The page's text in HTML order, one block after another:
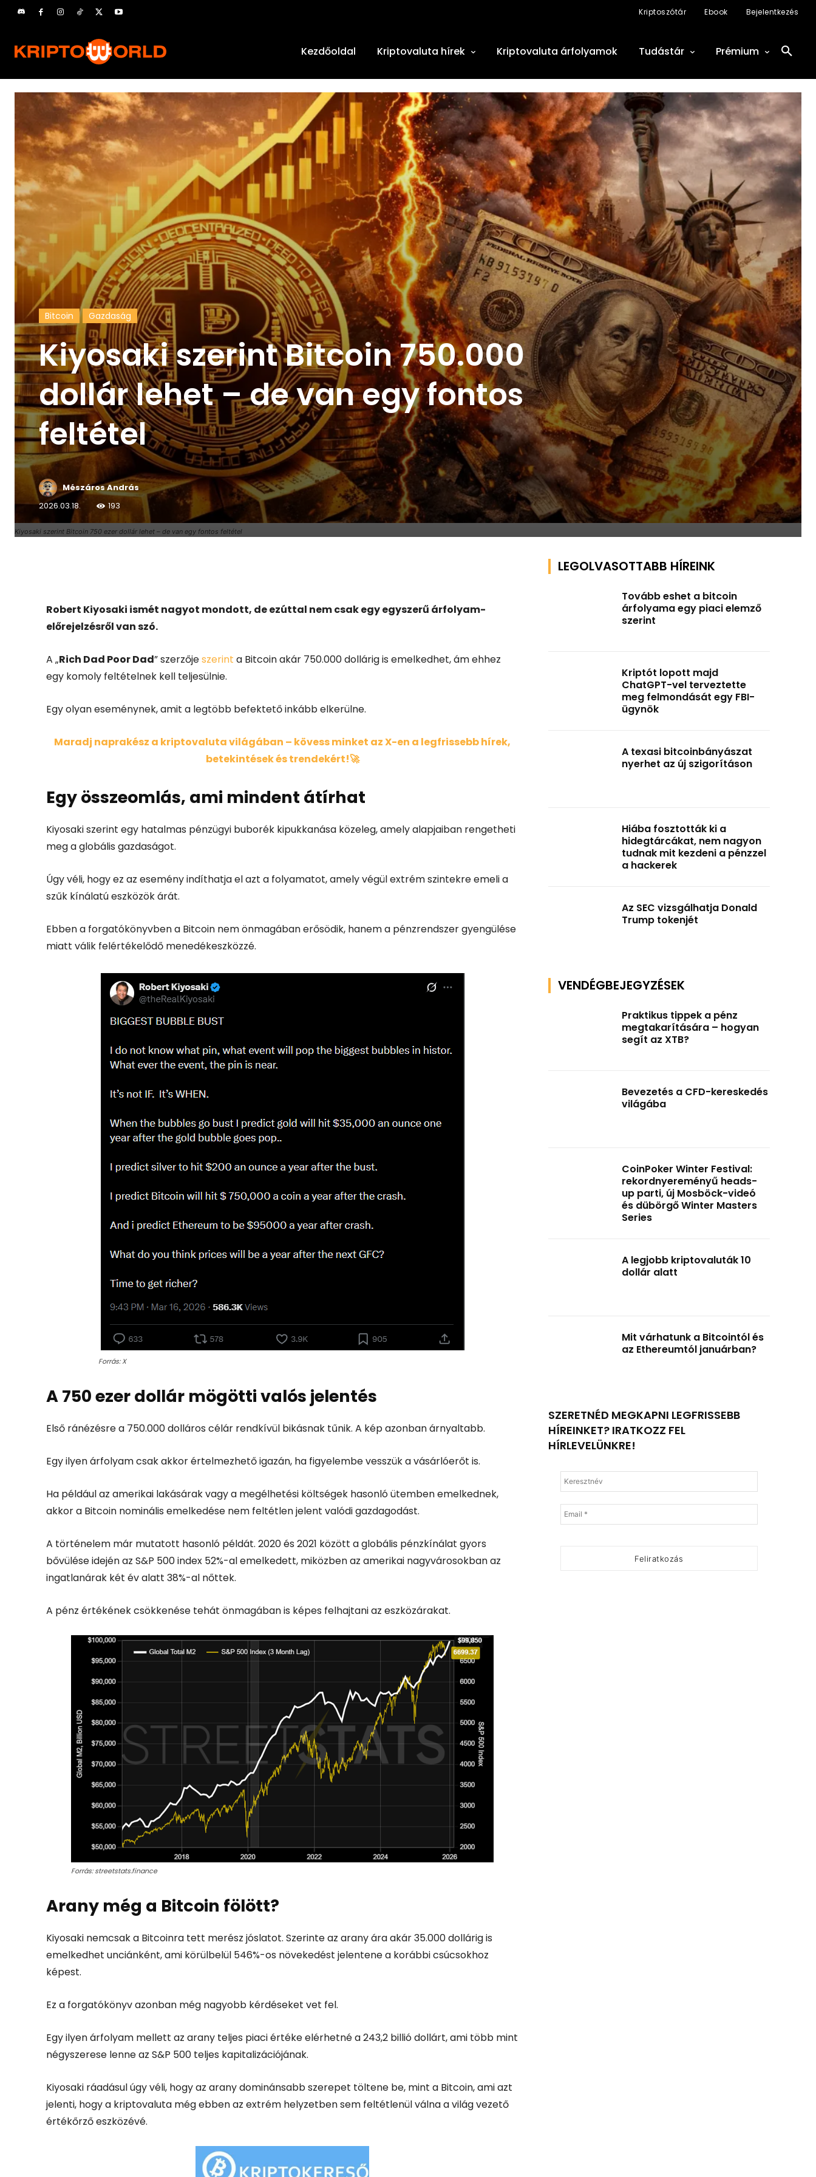
Kriptoszótár Ebook Bejelentkezés
Kezdőoldal Kriptovaluta hírek Kriptovaluta árfolyamok Tudástár Prémium
Kiyosaki szerint Bitcoin 750 ezer dollár lehet – de van egy fontos feltétel
Bitcoin Gazdaság
Kiyosaki szerint Bitcoin 750.000
dollár lehet – de van egy fontos
feltétel
Mészáros András
2026.03.18.
193
Robert Kiyosaki ismét nagyot mondott, de ezúttal nem csak egy egyszerű árfolyam-
előrejelzésről van szó.
A „Rich Dad Poor Dad” szerzőjeszerint a Bitcoin akár 750.000 dollárig is emelkedhet, ám ehhez
egy komoly feltételnek kell teljesülnie.
Egy olyan eseménynek, amit a legtöbb befektető inkább elkerülne.
Maradj naprakész a kriptovaluta világában – kövess minket az X-en a legfrissebb hírek,
betekintések és trendekért!🚀
Egy összeomlás, ami mindent átírhat
Kiyosaki szerint egy hatalmas pénzügyi buborék kipukkanása közeleg, amely alapjaiban rengetheti
meg a globális gazdaságot.
Úgy véli, hogy ez az esemény indíthatja el azt a folyamatot, amely végül extrém szintekre emeli a
szűk kínálatú eszközök árát.
Ebben a forgatókönyvben a Bitcoin nem önmagában erősödik, hanem a pénzrendszer gyengülése
miatt válik felértékelődő menedékeszközzé.
Forrás: X
A 750 ezer dollár mögötti valós jelentés
Első ránézésre a 750.000 dolláros célár rendkívül bikásnak tűnik. A kép azonban árnyaltabb.
Egy ilyen árfolyam csak akkor értelmezhető igazán, ha figyelembe vesszük a vásárlóerőt is.
Ha például az amerikai lakásárak vagy a megélhetési költségek hasonló ütemben emelkednek,
akkor a Bitcoin nominális emelkedése nem feltétlen jelent valódi gazdagodást.
A történelem már mutatott hasonló példát. 2020 és 2021 között a globális pénzkínálat gyors
bővülése idején az S&P 500 index 52%-al emelkedett, miközben az amerikai nagyvárosokban az
ingatlanárak két év alatt 38%-al nőttek.
A pénz értékének csökkenése tehát önmagában is képes felhajtani az eszközárakat.
Forrás: streetstats.finance
Arany még a Bitcoin fölött?
Kiyosaki nemcsak a Bitcoinra tett merész jóslatot. Szerinte az arany ára akár 35.000 dollárig is
emelkedhet unciánként, ami körülbelül 546%-os növekedést jelentene a korábbi csúcsokhoz
képest.
Ez a forgatókönyv azonban még nagyobb kérdéseket vet fel.
Egy ilyen árfolyam mellett az arany teljes piaci értéke elérhetné a 243,2 billió dollárt, ami több mint
négyszerese lenne az S&P 500 teljes kapitalizációjának.
Kiyosaki ráadásul úgy véli, hogy az arany dominánsabb szerepet töltene be, mint a Bitcoin, ami azt
jelenti, hogy a kriptovaluta még ebben az extrém helyzetben sem feltétlenül válna a világ vezető
értékőrző eszközévé.
LEGOLVASOTTABB HÍREINK
Tovább eshet a bitcoin
árfolyama egy piaci elemző
szerint
Kriptót lopott majd
ChatGPT-vel terveztette
meg felmondását egy FBI-
ügynök
A texasi bitcoinbányászat
nyerhet az új szigorításon
Hiába fosztották ki a
hidegtárcákat, nem nagyon
tudnak mit kezdeni a pénzzel
a hackerek
Az SEC vizsgálhatja Donald
Trump tokenjét
VENDÉGBEJEGYZÉSEK
Praktikus tippek a pénz
megtakarítására – hogyan
segít az XTB?
Bevezetés a CFD-kereskedés
világába
CoinPoker Winter Festival:
rekordnyereményű heads-
up parti, új Mosböck-videó
és dübörgő Winter Masters
Series
A legjobb kriptovaluták 10
dollár alatt
Mit várhatunk a Bitcointól és
az Ethereumtól januárban?
SZERETNÉD MEGKAPNI LEGFRISSEBB
HÍREINKET? IRATKOZZ FEL
HÍRLEVELÜNKRE!